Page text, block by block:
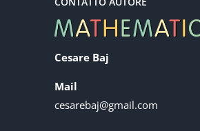
Cesare Baj
Mail
cesarebaj@gmail.com